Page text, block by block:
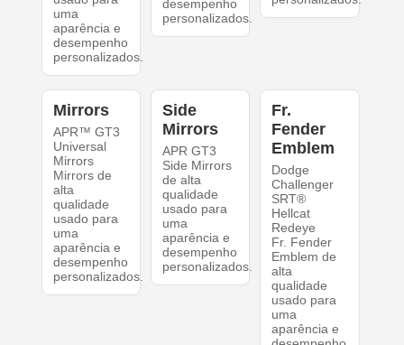
uma
aparência e
desempenho
personalizados.
desempenho
personalizados.
Mirrors
APR™ GT3
Universal
Mirrors
Mirrors de
alta
qualidade
usado para
uma
aparência e
desempenho
personalizados.
Side
Mirrors
APR GT3
Side Mirrors
de alta
qualidade
usado para
uma
aparência e
desempenho
personalizados.
Fr.
Fender
Emblem
Dodge
Challenger
SRT®
Hellcat
Redeye
Fr. Fender
Emblem de
alta
qualidade
usado para
uma
aparência e